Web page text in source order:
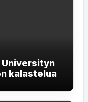
Universityn
kalastelua